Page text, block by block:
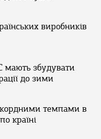
виробників
мають збудувати
до зими
темпами в
країні